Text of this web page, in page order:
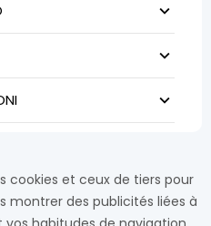
cookies et ceux de tiers pour
montrer des publicités liées à